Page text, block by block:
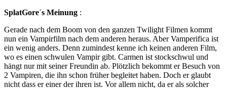
SplatGore´s Meinung :
Gerade nach dem Boom von den ganzen Twilight Filmen kommt
nun ein Vampirfilm nach dem anderen heraus. Aber Vamperifica ist
ein wenig anders. Denn zumindest kenne ich keinen anderen Film,
wo es einen schwulen Vampir gibt. Carmen ist stockschwul und
hängt nur mit seiner Freundin ab. Plötzlich bekommt er Besuch von
2 Vampiren, die ihn schon früher begleitet haben. Doch er glaubt
nicht dass er einer der ihren ist. Vor allem nicht, da er als solcher